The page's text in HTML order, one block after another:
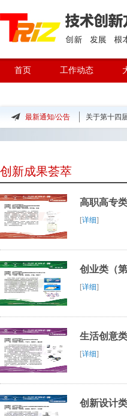
首页 工作动态
最新通知/公告
创新成果荟萃
高职高专
[详细]
创业类（
[详细]
生活创意
[详细]
创新设计